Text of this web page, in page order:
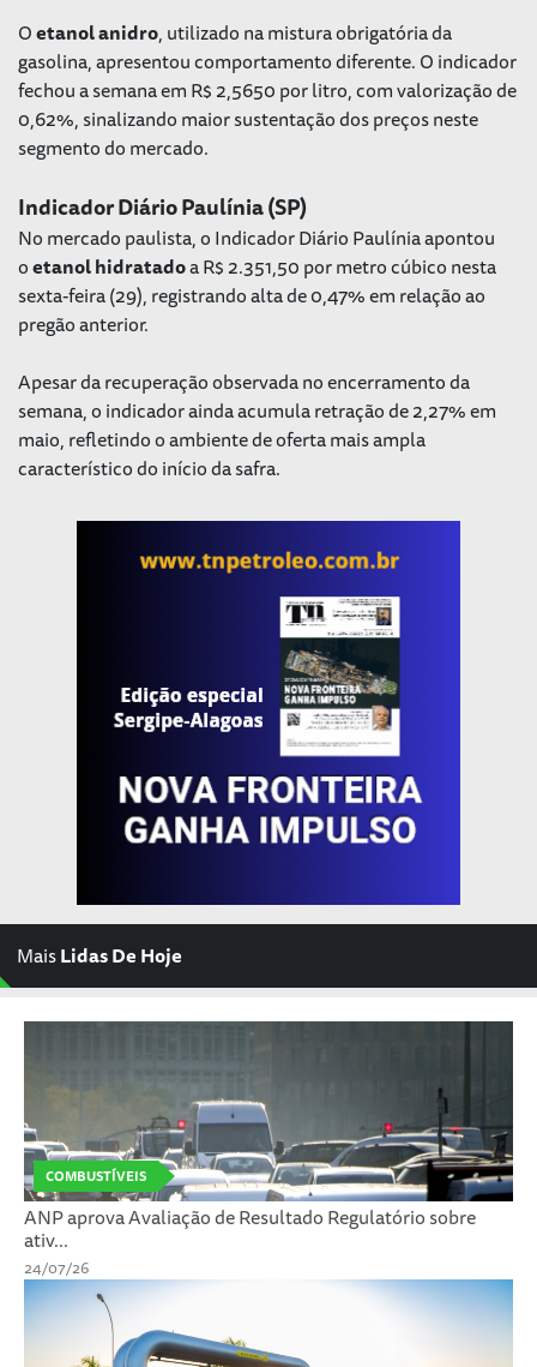
Oetanolanidro, utilizado na mistura obrigatória da
gasolina, apresentou comportamento diferente. O indicador
fechou a semana em R$ 2,5650 por litro, com valorização de
0,62%, sinalizando maior sustentação dos preços neste
segmento do mercado.
Indicador Diário Paulínia (SP)
No mercado paulista, o Indicador Diário Paulínia apontou
oetanolhidratadoa R$ 2.351,50 por metro cúbico nesta
sexta-feira (29), registrando alta de 0,47% em relação ao
pregão anterior.
Apesar da recuperação observada no encerramento da
semana, o indicador ainda acumula retração de 2,27% em
maio, refletindo o ambiente de oferta mais ampla
característico do início da safra.
MaisLidas De Hoje
COMBUSTÍVEIS
ANP aprova Avaliação de Resultado Regulatório sobre
ativ...
24/07/26